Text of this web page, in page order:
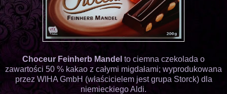
Choceur Feinherb Mandel to ciemna czekolada o
zawartości 50 % kakao z całymi migdałami; wyprodukowana
przez WIHA GmbH (właścicielem jest grupa Storck) dla
niemieckiego Aldi.